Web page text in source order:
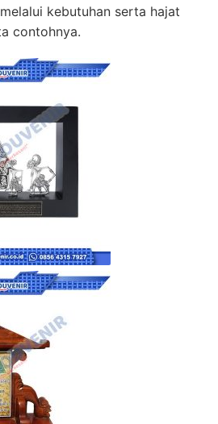
kebutuhan serta hajat
contohnya.